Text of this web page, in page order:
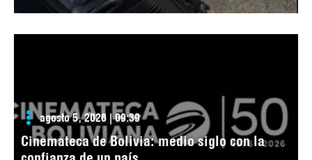
agosto 5, 2026 | 09:39
Cinemateca de Bolivia: medio siglo con la